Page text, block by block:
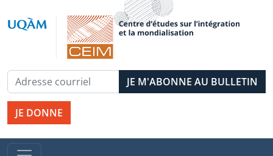
JE DONNE